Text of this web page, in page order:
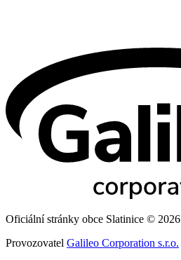
Oficiální stránky obce Slatinice © 2026
Provozovatel Galileo Corporation s.r.o.